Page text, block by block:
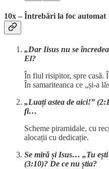
10x – Întrebări la foc automat
„Dar Iisus nu se
El?
În fiul risipitor, spre casă.
În samariteanca ce „și-a
„Luați astea de aici!”
fi…
Scheme piramidale, cu
alocații cu dedicație.
Se miră și Isus… „Tu
(3:10)? De ce nu știa?